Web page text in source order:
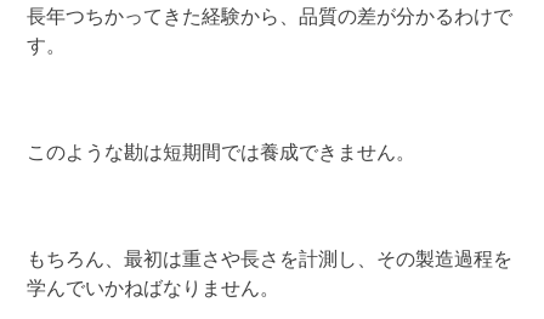
長年つちかってきた経験から、品質の差が分かるわけで
す。
このような勘は短期間では養成できません。
もちろん、最初は重さや長さを計測し、その製造過程を
学んでいかねばなりません。